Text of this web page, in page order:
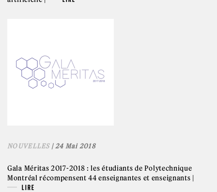
NOUVELLES| 24 Mai 2018
Gala Méritas 2017-2018 : les étudiants de Polytechnique
Montréal récompensent 44 enseignantes et enseignants |
LIRE